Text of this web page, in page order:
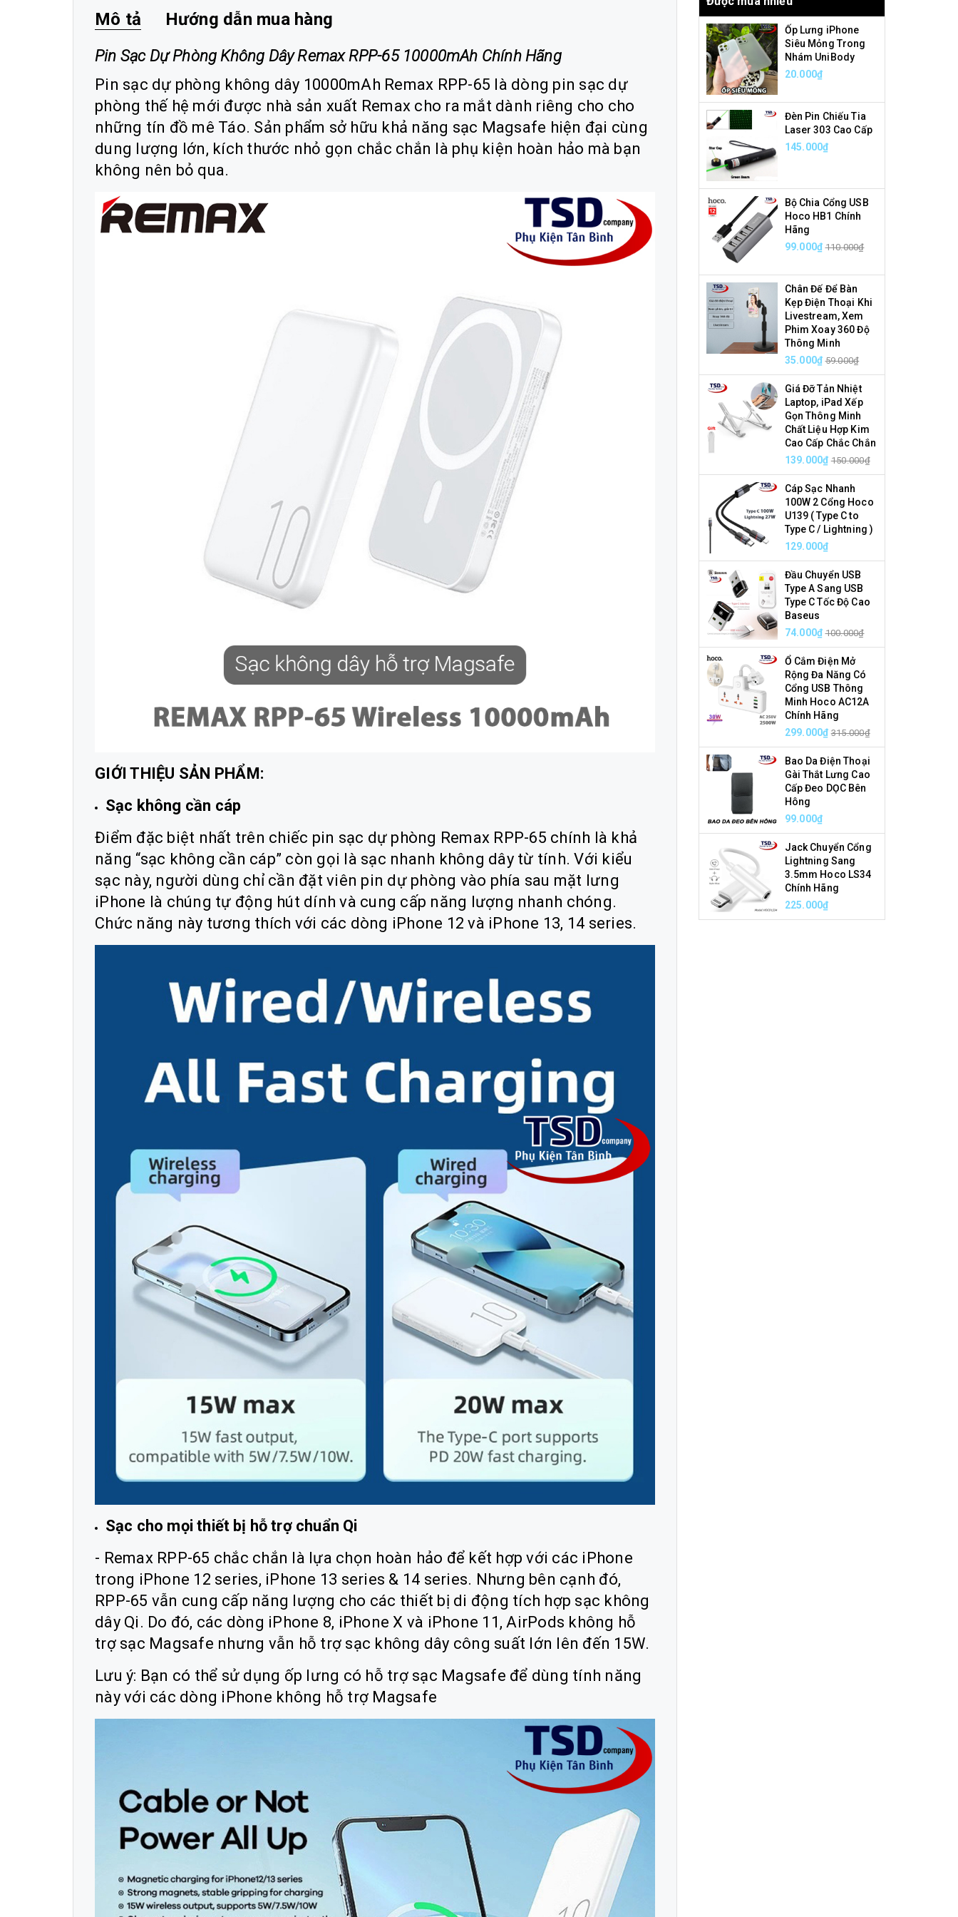
Mô tả Hướng dẫn mua hàng
Pin Sạc Dự Phòng Không Dây Remax RPP-65 10000mAh Chính Hãng
Pin sạc dự phòng không dây 10000mAh Remax RPP-65 là dòng pin sạc dự
phòng thế hệ mới được nhà sản xuất Remax cho ra mắt dành riêng cho cho
những tín đồ mê Táo. Sản phẩm sở hữu khả năng sạc Magsafe hiện đại cùng
dung lượng lớn, kích thước nhỏ gọn chắc chắn là phụ kiện hoàn hảo mà bạn
không nên bỏ qua.
GIỚI THIỆU SẢN PHẨM:
Sạc không cần cáp
Điểm đặc biệt nhất trên chiếc pin sạc dự phòng Remax RPP-65 chính là khả
năng “sạc không cần cáp” còn gọi là sạc nhanh không dây từ tính. Với kiểu
sạc này, người dùng chỉ cần đặt viên pin dự phòng vào phía sau mặt lưng
iPhone là chúng tự động hút dính và cung cấp năng lượng nhanh chóng.
Chức năng này tương thích với các dòng iPhone 12 và iPhone 13, 14 series.
Sạc cho mọi thiết bị hỗ trợ chuẩn Qi
- Remax RPP-65 chắc chắn là lựa chọn hoàn hảo để kết hợp với các iPhone
trong iPhone 12 series, iPhone 13 series & 14 series. Nhưng bên cạnh đó,
RPP-65 vẫn cung cấp năng lượng cho các thiết bị di động tích hợp sạc không
dây Qi. Do đó, các dòng iPhone 8, iPhone X và iPhone 11, AirPods không hỗ
trợ sạc Magsafe nhưng vẫn hỗ trợ sạc không dây công suất lớn lên đến 15W.
Lưu ý: Bạn có thể sử dụng ốp lưng có hỗ trợ sạc Magsafe để dùng tính năng
này với các dòng iPhone không hỗ trợ Magsafe
Ốp Lưng iPhone
Siêu Mỏng Trong
Nhám UniBody
20.000₫
Đèn Pin Chiếu Tia
Laser 303 Cao Cấp
145.000₫
Bộ Chia Cổng USB
Hoco HB1 Chính
Hãng
99.000₫ 110.000₫
Chân Đế Để Bàn
Kẹp Điện Thoại Khi
Livestream, Xem
Phim Xoay 360 Độ
Thông Minh
35.000₫ 59.000₫
Giá Đỡ Tản Nhiệt
Laptop, iPad Xếp
Gọn Thông Minh
Chất Liệu Hợp Kim
Cao Cấp Chắc Chắn
139.000₫ 150.000₫
Cáp Sạc Nhanh
100W 2 Cổng Hoco
U139 ( Type C to
Type C / Lightning )
129.000₫
Đầu Chuyển USB
Type A Sang USB
Type C Tốc Độ Cao
Baseus
74.000₫ 100.000₫
Ổ Cắm Điện Mở
Rộng Đa Năng Có
Cổng USB Thông
Minh Hoco AC12A
Chính Hãng
299.000₫ 315.000₫
Bao Da Điện Thoại
Gài Thắt Lưng Cao
Cấp Đeo DỌC Bên
Hông
99.000₫
Jack Chuyển Cổng
Lightning Sang
3.5mm Hoco LS34
Chính Hãng
225.000₫